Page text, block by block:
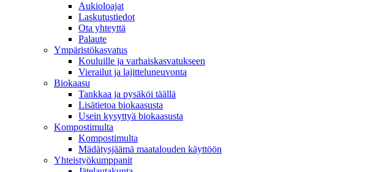
Aukioloajat
Laskutustiedot
Ota yhteyttä
Palaute
Ympäristökasvatus
Kouluille ja varhaiskasvatukseen
Vierailut ja lajitteluneuvonta
Biokaasu
Tankkaa ja pysäköi täällä
Lisätietoa biokaasusta
Usein kysyttyä biokaasusta
Kompostimulta
Kompostimulta
Mädätysjäämä maatalouden käyttöön
Yhteistyökumppanit